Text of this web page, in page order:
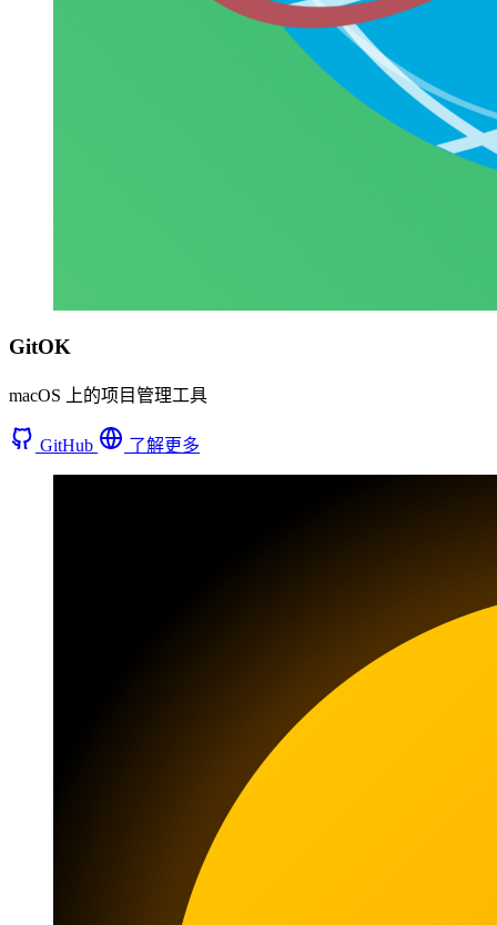
GitOK
macOS 上的项目管理工具
GitHub 了解更多